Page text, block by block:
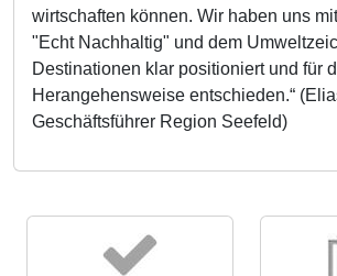
wirtschaften können. Wir haben uns
"Echt Nachhaltig" und dem
Destinationen klar positioniert und für
Herangehensweise entschieden.“
Geschäftsführer Region Seefeld)